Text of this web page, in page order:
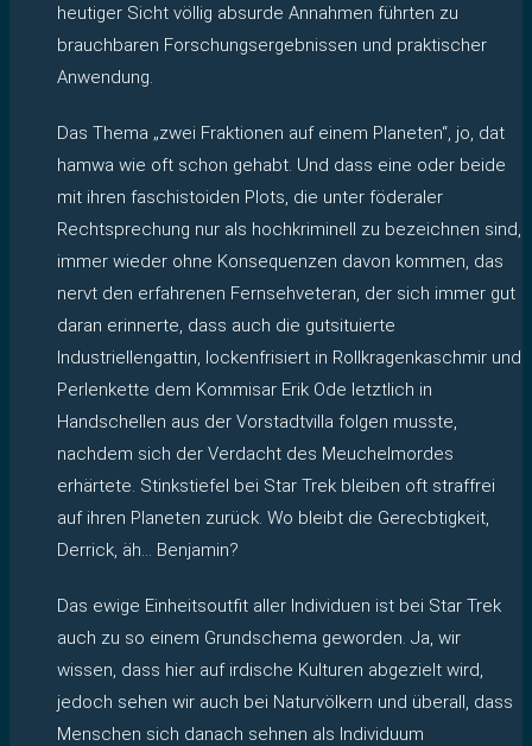
heutiger Sicht völlig absurde Annahmen führten zu
brauchbaren Forschungsergebnissen und praktischer
Anwendung.
Das Thema „zwei Fraktionen auf einem Planeten“, jo, dat
hamwa wie oft schon gehabt. Und dass eine oder beide
mit ihren faschistoiden Plots, die unter föderaler
Rechtsprechung nur als hochkriminell zu bezeichnen sind,
immer wieder ohne Konsequenzen davon kommen, das
nervt den erfahrenen Fernsehveteran, der sich immer gut
daran erinnerte, dass auch die gutsituierte
Industriellengattin, lockenfrisiert in Rollkragenkaschmir und
Perlenkette dem Kommisar Erik Ode letztlich in
Handschellen aus der Vorstadtvilla folgen musste,
nachdem sich der Verdacht des Meuchelmordes
erhärtete. Stinkstiefel bei Star Trek bleiben oft straffrei
auf ihren Planeten zurück. Wo bleibt die Gerecbtigkeit,
Derrick, äh… Benjamin?
Das ewige Einheitsoutfit aller Individuen ist bei Star Trek
auch zu so einem Grundschema geworden. Ja, wir
wissen, dass hier auf irdische Kulturen abgezielt wird,
jedoch sehen wir auch bei Naturvölkern und überall, dass
Menschen sich danach sehnen als Individuum